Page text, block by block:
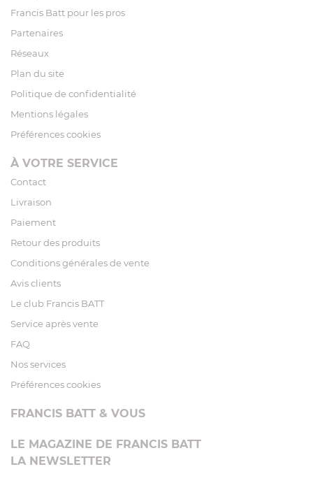
Francis Batt pour les pros
Partenaires
Réseaux
Plan du site
Politique de confidentialité
Mentions légales
Préférences cookies
À VOTRE SERVICE
Contact
Livraison
Paiement
Retour des produits
Conditions générales de vente
Avis clients
Le club Francis BATT
Service après vente
FAQ
Nos services
Préférences cookies
FRANCIS BATT & VOUS
LE MAGAZINE DE FRANCIS BATT
LA NEWSLETTER